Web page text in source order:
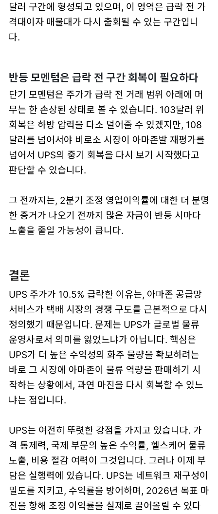
달러 구간에 형성되고 있으며, 이 영역은 급락 전 가
격대이자 매물대가 다시 출회될 수 있는 구간입니
다.
반등 모멘텀은 급락 전 구간 회복이 필요하다
단기 모멘텀은 주가가 급락 전 거래 범위 아래에 머
무는 한 손상된 상태로 볼 수 있습니다. 103달러 위
회복은 하방 압력을 다소 덜어줄 수 있겠지만, 108
달러를 넘어서야 비로소 시장이 아마존발 재평가를
넘어서 UPS의 중기 회복을 다시 보기 시작했다고
판단할 수 있습니다.
그 전까지는, 2분기 조정 영업이익률에 대한 더 분명
한 증거가 나오기 전까지 많은 자금이 반등 시마다
노출을 줄일 가능성이 큽니다.
결론
UPS 주가가 10.5% 급락한 이유는, 아마존 공급망
서비스가 택배 시장의 경쟁 구도를 근본적으로 다시
정의했기 때문입니다. 문제는 UPS가 글로벌 물류
운영사로서 의미를 잃었느냐가 아닙니다. 핵심은
UPS가 더 높은 수익성의 화주 물량을 확보하려는
바로 그 시장에 아마존이 물류 역량을 판매하기 시
작하는 상황에서, 과연 마진을 다시 회복할 수 있느
냐는 점입니다.
UPS는 여전히 뚜렷한 강점을 가지고 있습니다. 가
격 통제력, 국제 부문의 높은 수익률, 헬스케어 물류
노출, 비용 절감 여력이 그것입니다. 그러나 이제 부
담은 실행력에 있습니다. UPS는 네트워크 재구성이
밀도를 지키고, 수익률을 방어하며, 2026년 목표 마
진을 향해 조정 이익률을 실제로 끌어올릴 수 있다